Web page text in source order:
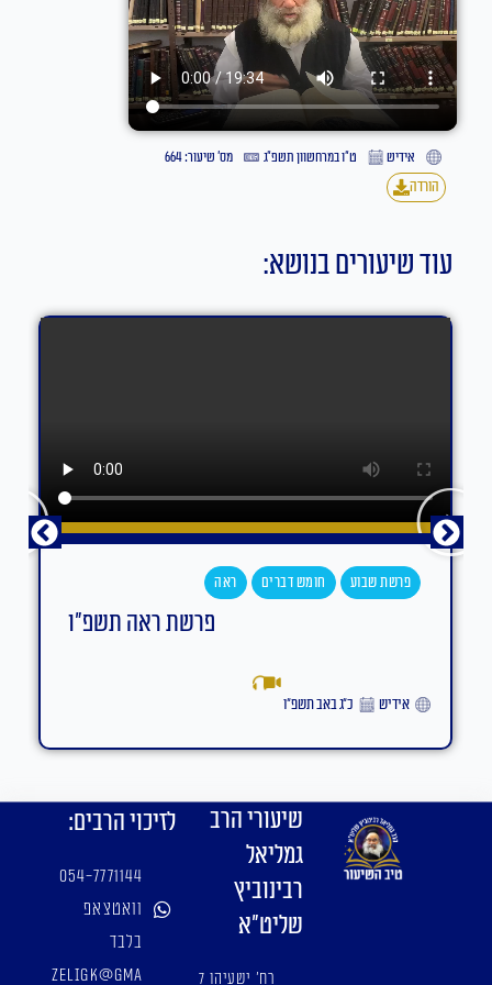
אידיש ט״ו במרחשוון תשפ״ג
מס' שיעור: 664
הורדה
עוד שיעורים בנושא:
פרשת שבוע חומש דברים ראה
פרשת ראה תשפ"ו
אידיש כ״ג באב תשפ״ו
שיעורי הרב
גמליאל
רבינוביץ
שליט"א
רח' ישעיהו 7
לזיכוי הרבים:
054-7771144
וואטצאפ
בלבד
zeligk@gma